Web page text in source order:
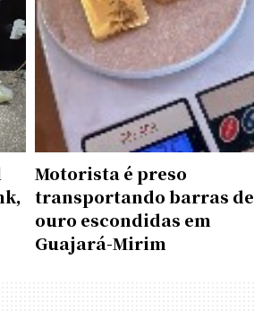
Motorista é preso
transportando barras de
ouro escondidas em
Guajará-Mirim